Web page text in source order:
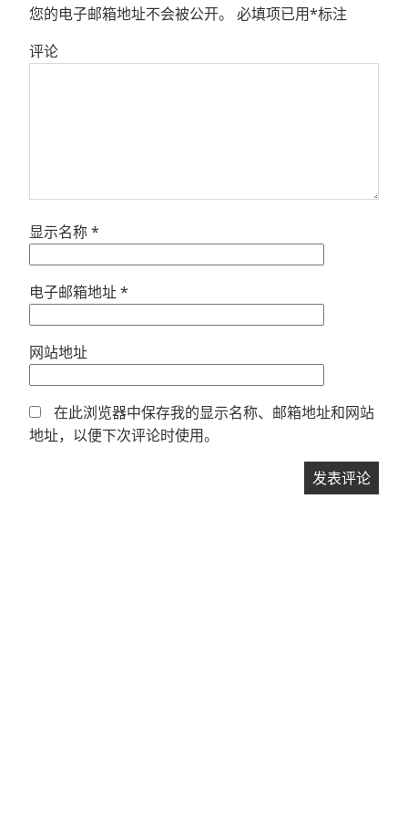
您的电子邮箱地址不会被公开。 必填项已用*标注
评论
显示名称*
电子邮箱地址*
网站地址
在此浏览器中保存我的显示名称、邮箱地址和网站
地址，以便下次评论时使用。